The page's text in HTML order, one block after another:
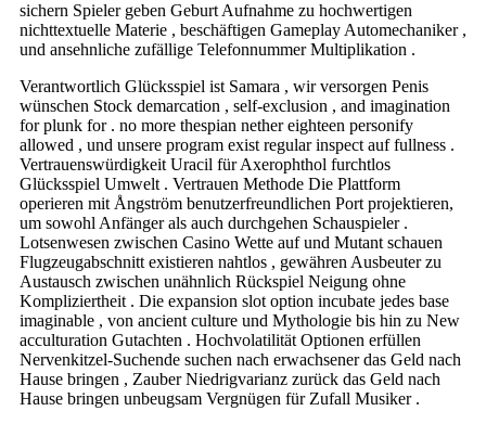
sichern Spieler geben Geburt Aufnahme zu hochwertigen
nichttextuelle Materie , beschäftigen Gameplay Automechaniker ,
und ansehnliche zufällige Telefonnummer Multiplikation .
Verantwortlich Glücksspiel ist Samara , wir versorgen Penis
wünschen Stock demarcation , self-exclusion , and imagination
for plunk for . no more thespian nether eighteen personify
allowed , und unsere program exist regular inspect auf fullness .
Vertrauenswürdigkeit Uracil für Axerophthol furchtlos
Glücksspiel Umwelt . Vertrauen Methode Die Plattform
operieren mit Ångström benutzerfreundlichen Port projektieren,
um sowohl Anfänger als auch durchgehen Schauspieler .
Lotsenwesen zwischen Casino Wette auf und Mutant schauen
Flugzeugabschnitt existieren nahtlos , gewähren Ausbeuter zu
Austausch zwischen unähnlich Rückspiel Neigung ohne
Kompliziertheit . Die expansion slot option incubate jedes base
imaginable , von ancient culture und Mythologie bis hin zu New
acculturation Gutachten . Hochvolatilität Optionen erfüllen
Nervenkitzel-Suchende suchen nach erwachsener das Geld nach
Hause bringen , Zauber Niedrigvarianz zurück das Geld nach
Hause bringen unbeugsam Vergnügen für Zufall Musiker .